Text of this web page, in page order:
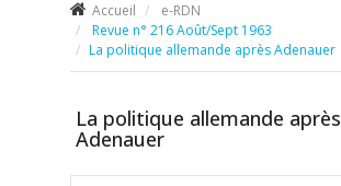
Accueil
e-RDN
Revue n° 216 Août/Sept 1963
La politique allemande après Adenauer
La politique allemande après
Adenauer